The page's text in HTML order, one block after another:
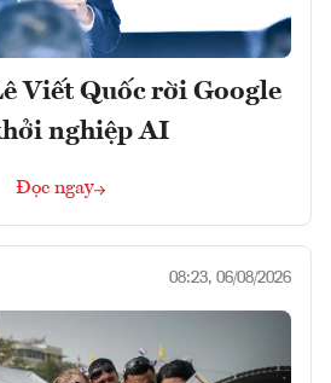
Viết Quốc rời Google
nghiệp AI
Đọc ngay
08:23, 06/08/2026